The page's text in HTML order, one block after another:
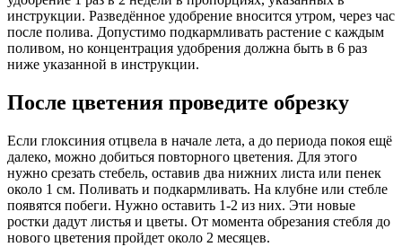
инструкции. Разведённое удобрение вносится утром, через час
после полива. Допустимо подкармливать растение с каждым
поливом, но концентрация удобрения должна быть в 6 раз
ниже указанной в инструкции.
После цветения проведите обрезку
Если глоксиния отцвела в начале лета, а до периода покоя ещё
далеко, можно добиться повторного цветения. Для этого
нужно срезать стебель, оставив два нижних листа или пенек
около 1 см. Поливать и подкармливать. На клубне или стебле
появятся побеги. Нужно оставить 1-2 из них. Эти новые
ростки дадут листья и цветы. От момента обрезания стебля до
нового цветения пройдет около 2 месяцев.